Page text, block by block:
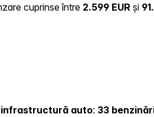
cuprinse între 2.599 EUR și
auto: 33